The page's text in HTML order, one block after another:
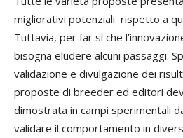
migliorativi potenziali rispetto a
Tuttavia, per far sì che
bisogna eludere alcuni passaggi:
validazione e divulgazione dei
proposte di breeder ed editori
dimostrata in campi sperimentali
validare il comportamento in